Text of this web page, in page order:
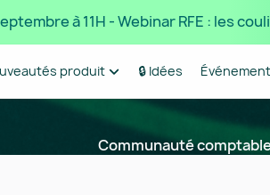
à 11H - Webinar RFE : les
produit 🔒 Idées
Communauté